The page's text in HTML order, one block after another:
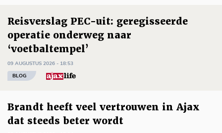
Reisverslag PEC-uit: geregisseerde
operatie onderweg naar
‘voetbaltempel’
09 AUGUSTUS 2026 - 18:53
BLOG
Brandt heeft veel vertrouwen in Ajax
dat steeds beter wordt